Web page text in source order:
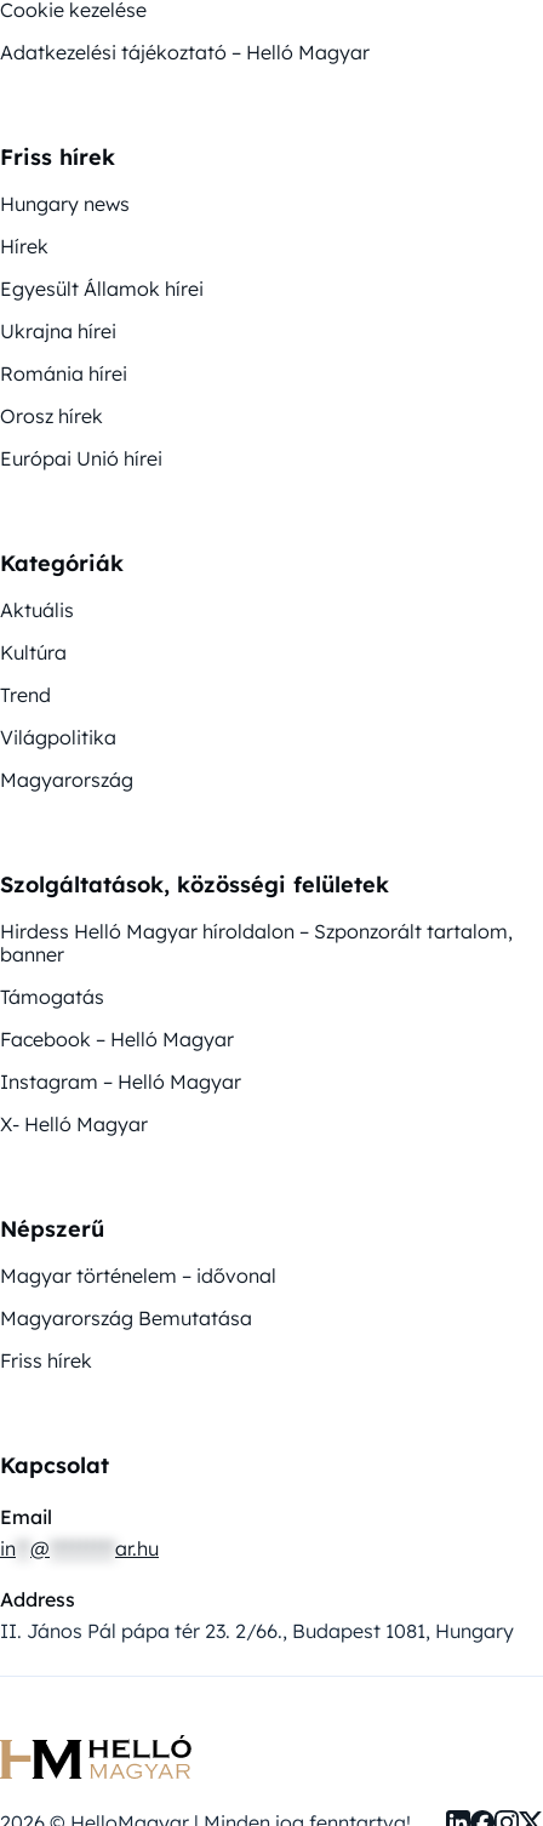
Cookie kezelése
Adatkezelési tájékoztató – Helló Magyar
Friss hírek
Hungary news
Hírek
Egyesült Államok hírei
Ukrajna hírei
Románia hírei
Orosz hírek
Európai Unió hírei
Kategóriák
Aktuális
Kultúra
Trend
Világpolitika
Magyarország
Szolgáltatások, közösségi felületek
Hirdess Helló Magyar híroldalon – Szponzorált tartalom,
banner
Támogatás
Facebook – Helló Magyar
Instagram – Helló Magyar
X- Helló Magyar
Népszerű
Magyar történelem – idővonal
Magyarország Bemutatása
Friss hírek
Kapcsolat
Email
in @ ar.hu
Address
II. János Pál pápa tér 23. 2/66., Budapest 1081, Hungary